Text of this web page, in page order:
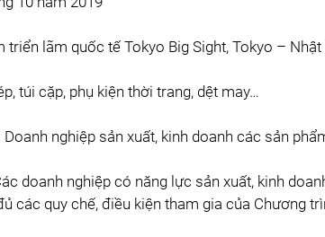
triển lãm quốc tế Tokyo Big Sight, Tokyo – Nhật
túi cặp, phụ kiện thời trang, dệt may…
nghiệp sản xuất, kinh doanh các sản
doanh nghiệp có năng lực sản xuất, kinh
các quy chế, điều kiện tham gia của Chương